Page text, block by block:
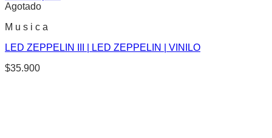
Agotado
M u s i c a
LED ZEPPELIN III | LED ZEPPELIN | VINILO
$35.900